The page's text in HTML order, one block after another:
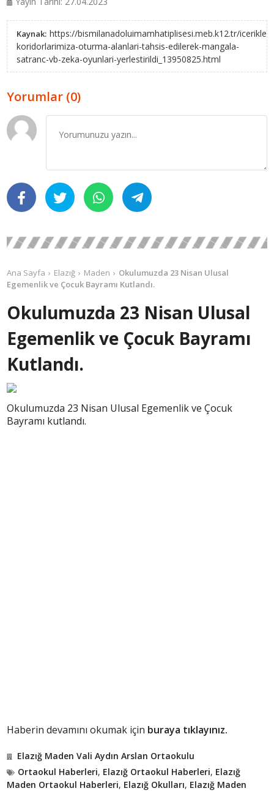
Kaynak: https://bismilanadoluimamhatiplisesi.meb.k12.tr/
koridorlarimiza-oturma-alanlari-tahsis-edilerek-mangala-
satranc-vb-zeka-oyunlari-yerlestirildi_13950825.html
Yorumlar (0)
Ana Sayfa Elazığ Maden
Okulumuzda 23 Nisan Ulusal
Egemenlik ve Çocuk Bayramı Kutlandı.
Okulumuzda 23 Nisan Ulusal
Egemenlik ve Çocuk Bayramı
Kutlandı.
Okulumuzda 23 Nisan Ulusal Egemenlik ve Çocuk
Bayramı kutlandı.
Haberin devamını okumak için buraya tıklayınız.
Elazığ Maden Vali Aydın Arslan Ortaokulu
Ortaokul Haberleri, Elazığ Ortaokul Haberleri, Elazığ
Maden Ortaokul Haberleri, Elazığ Okulları, Elazığ Maden